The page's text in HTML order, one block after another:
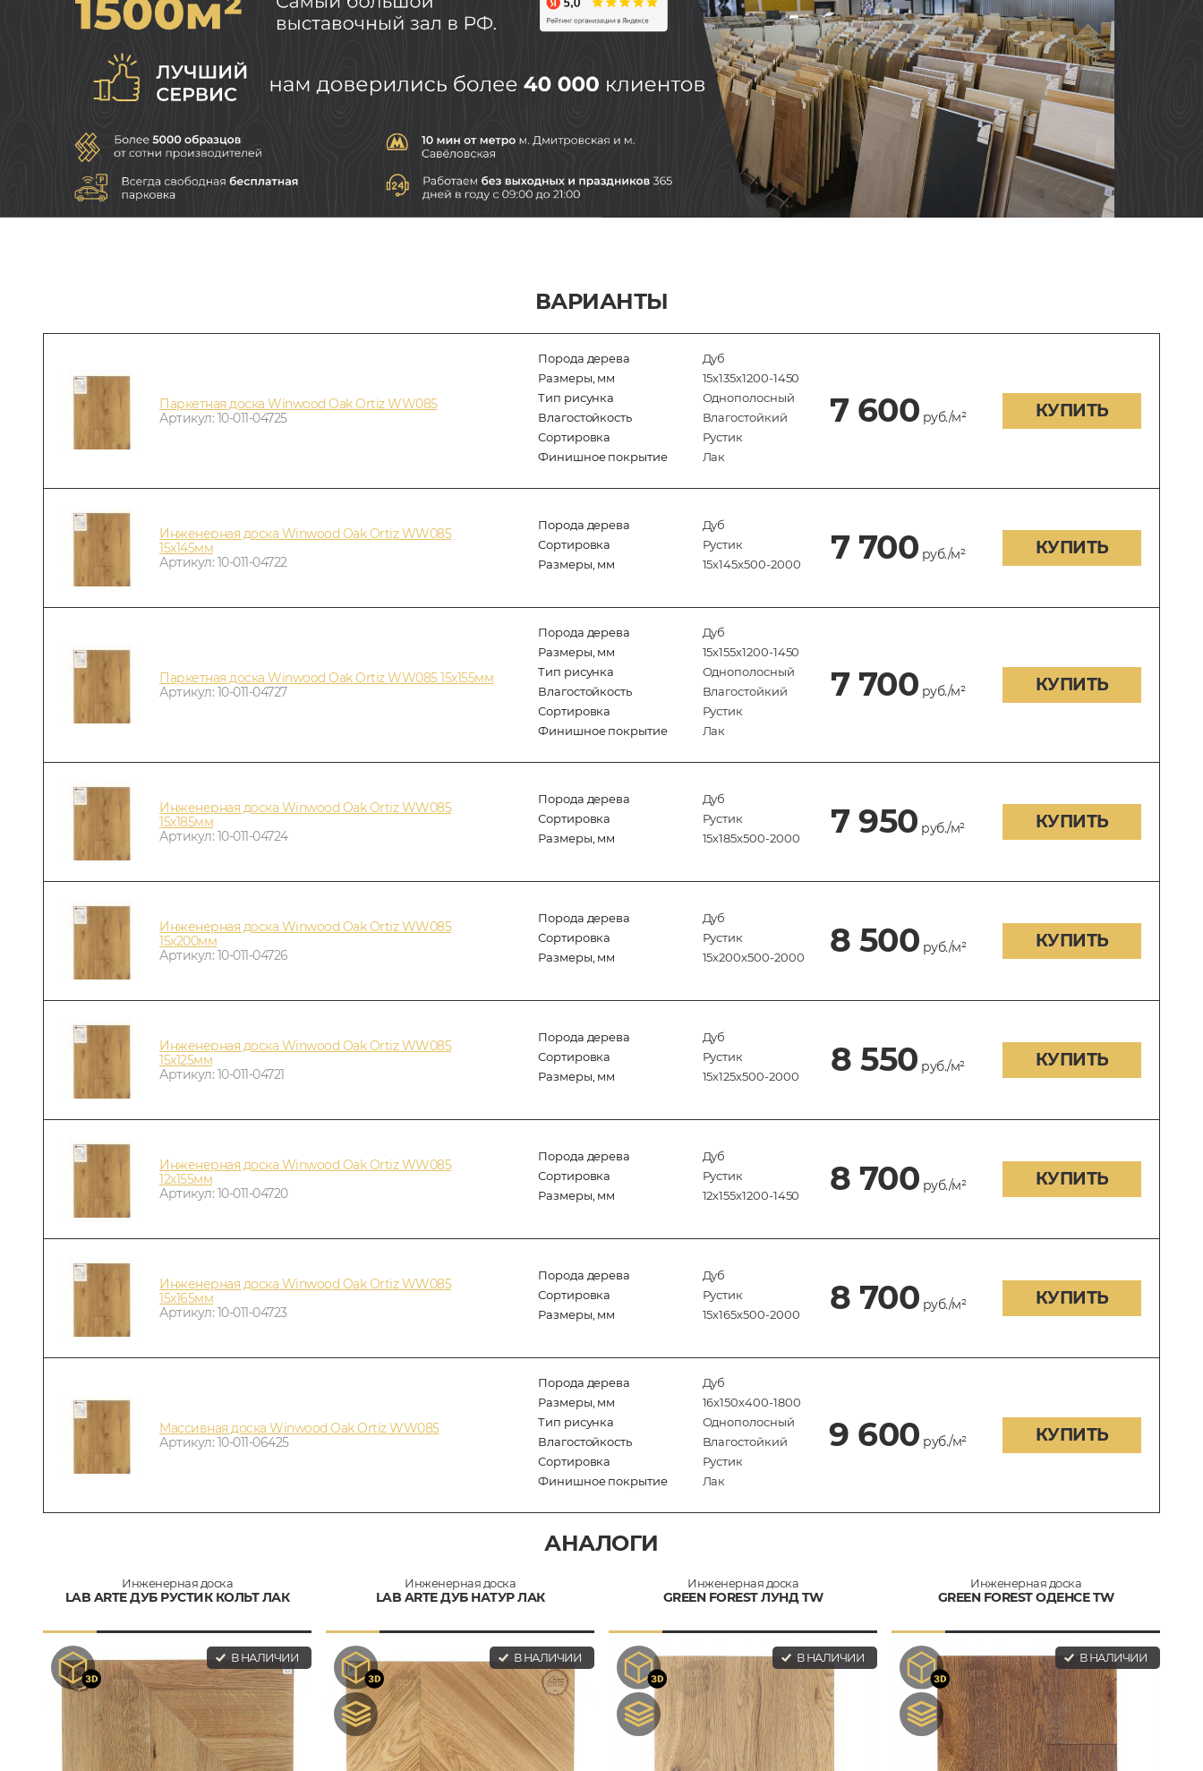
ВАРИАНТЫ
Паркетная доска Winwood Oak Ortiz WW085
Артикул: 10-011-04725
Порода дерева
Дуб
Размеры, мм
15х135х1200-1450
Тип рисунка
Однополосный
Влагостойкость
Влагостойкий
Сортировка
Рустик
Финишное покрытие
Лак
7 600 руб./м² КУПИТЬ
Инженерная доска Winwood Oak Ortiz WW085
15х145мм
Артикул: 10-011-04722
Порода дерева
Дуб
Сортировка
Рустик
Размеры, мм
15х145х500-2000 7 700 руб./м² КУПИТЬ
Паркетная доска Winwood Oak Ortiz WW085 15х155мм
Артикул: 10-011-04727
Порода дерева
Дуб
Размеры, мм
15х155х1200-1450
Тип рисунка
Однополосный
Влагостойкость
Влагостойкий
Сортировка
Рустик
Финишное покрытие
Лак
7 700 руб./м² КУПИТЬ
Инженерная доска Winwood Oak Ortiz WW085
15х185мм
Артикул: 10-011-04724
Порода дерева
Дуб
Сортировка
Рустик
Размеры, мм
15х185х500-2000 7 950 руб./м² КУПИТЬ
Инженерная доска Winwood Oak Ortiz WW085
15х200мм
Артикул: 10-011-04726
Порода дерева
Дуб
Сортировка
Рустик
Размеры, мм
15х200х500-2000 8 500 руб./м² КУПИТЬ
Инженерная доска Winwood Oak Ortiz WW085
15х125мм
Артикул: 10-011-04721
Порода дерева
Дуб
Сортировка
Рустик
Размеры, мм
15х125х500-2000 8 550 руб./м² КУПИТЬ
Инженерная доска Winwood Oak Ortiz WW085
12х155мм
Артикул: 10-011-04720
Порода дерева
Дуб
Сортировка
Рустик
Размеры, мм
12х155х1200-1450 8 700 руб./м² КУПИТЬ
Инженерная доска Winwood Oak Ortiz WW085
15х165мм
Артикул: 10-011-04723
Порода дерева
Дуб
Сортировка
Рустик
Размеры, мм
15х165х500-2000 8 700 руб./м² КУПИТЬ
Массивная доска Winwood Oak Ortiz WW085
Артикул: 10-011-06425
Порода дерева
Дуб
Размеры, мм
16х150х400-1800
Тип рисунка
Однополосный
Влагостойкость
Влагостойкий
Сортировка
Рустик
Финишное покрытие
Лак
9 600 руб./м² КУПИТЬ
АНАЛОГИ
Инженерная доска
LAB ARTE ДУБ РУСТИК КОЛЬТ ЛАК
В НАЛИЧИИ
Инженерная доска
LAB ARTE ДУБ НАТУР ЛАК
В НАЛИЧИИ
Инженерная доска
GREEN FOREST ЛУНД TW
В НАЛИЧИИ
Инженерная доска
GREEN FOREST ОДЕНСЕ TW
В НАЛИЧИИ